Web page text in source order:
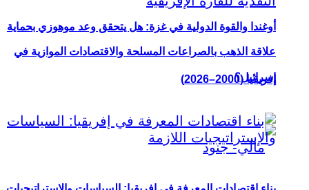
أوغندا والقوة الدولية في غزة: هل يتحقق وعد موهوزي بحماية
إسرائيل؟
علاقة الذهب بالصراعات المسلحة والاقتصادات الموازية في
إفريقيا (2000–2026)